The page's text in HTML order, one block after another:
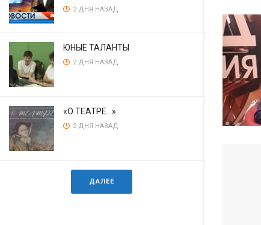
2 ДНЯ НАЗАД
ЮНЫЕ ТАЛАНТЫ
2 ДНЯ НАЗАД
«О ТЕАТРЕ…»
2 ДНЯ НАЗАД
ДАЛЕЕ